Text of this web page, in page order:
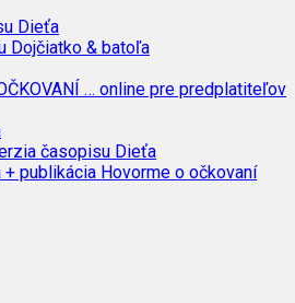
Dieťa
Dojčiatko & batoľa
… online pre predplatiteľov
časopisu Dieťa
publikácia Hovorme o očkovaní